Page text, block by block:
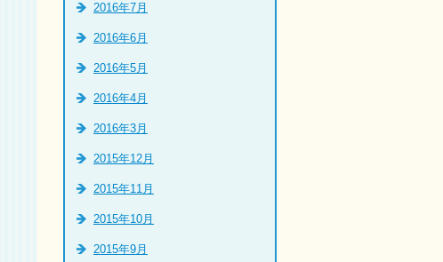
2016年7月
2016年6月
2016年5月
2016年4月
2016年3月
2015年12月
2015年11月
2015年10月
2015年9月